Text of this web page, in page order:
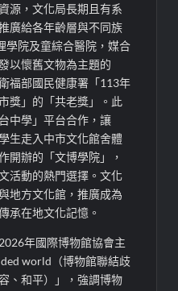
源，文化局長期且有系
廣給各年齡層與不同族
學院及童綜合醫院，媒合
以懷舊文物為主題的
福部國民健康署「113年
獎」的「共老獎」。此
中學」平台合作，讓
生走入中市文化館舍體
開辦的「文博學院」，
活動的熱門選擇。文化
地方文化館，推廣成為
承在地文化記憶。
年國際博物館協會主
world（博物館聯結歧
、和平）」，強調博物